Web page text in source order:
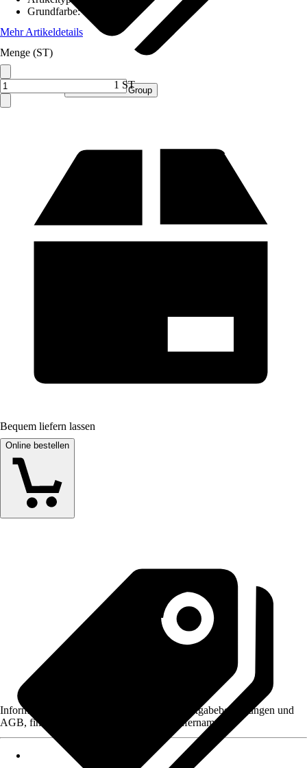
Verkauf durch: Procommerce Group
Grundfarbe:
Mehr Artikeldetails
Menge (ST)
1 ST
Bequem liefern lassen
Online bestellen
Informationen des Verkäufers, wie z. B. Rückgabebedingungen und
AGB, finden Sie bei Klick auf den Verkäufernamen.